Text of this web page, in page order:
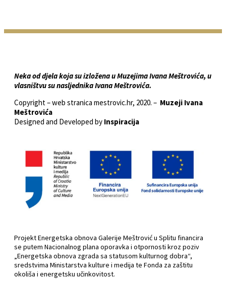
Neka od djela koja su izložena u Muzejima Ivana Meštrovića, u
vlasništvu su nasljednika Ivana Meštrovića.
Copyright – web stranica mestrovic.hr, 2020. – Muzeji Ivana
Meštrovića
Designed and Developed by Inspiracija
Projekt Energetska obnova Galerije Meštrović u Splitu financira
se putem Nacionalnog plana oporavka i otpornosti kroz poziv
„Energetska obnova zgrada sa statusom kulturnog dobra“,
sredstvima Ministarstva kulture i medija te Fonda za zaštitu
okoliša i energetsku učinkovitost.